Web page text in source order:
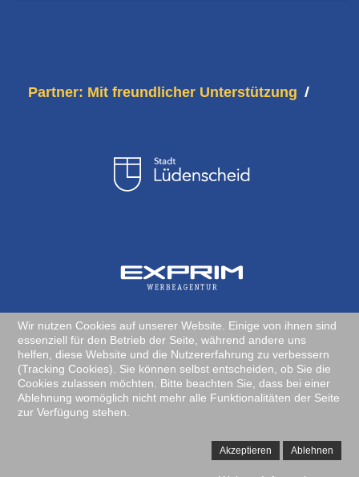
Partner: Mit freundlicher Unterstützung
Copyright ©2019 ❤ EXPRIM Werbegentur, Halver
Wir nutzen Cookies auf unserer Website. Einige von ihnen sind
essenziell für den Betrieb der Seite, während andere uns
helfen, diese Website und die Nutzererfahrung zu verbessern
(Tracking Cookies). Sie können selbst entscheiden, ob Sie die
Cookies zulassen möchten. Bitte beachten Sie, dass bei einer
Ablehnung womöglich nicht mehr alle Funktionalitäten der Seite
zur Verfügung stehen.
Akzeptieren Ablehnen